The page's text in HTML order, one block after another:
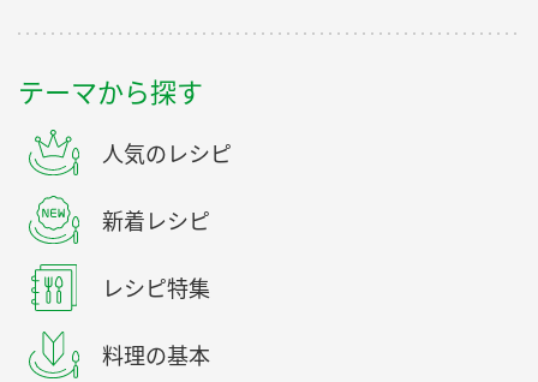
テーマから探す
人気のレシピ
新着レシピ
レシピ特集
料理の基本